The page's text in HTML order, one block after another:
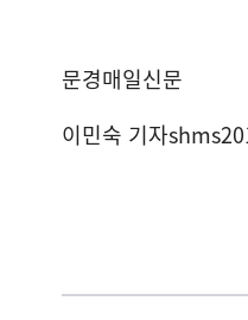
문경매일신문
이민숙 기자